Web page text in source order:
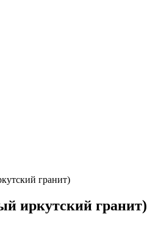
гранит)
иркутский гранит)